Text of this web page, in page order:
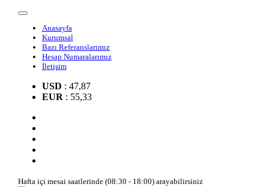
Anasayfa
Kurumsal
Bazı Referanslarımız
Hesap Numaralarımız
İletişim
USD : 47,87
EUR : 55,33
Hafta içi mesai saatlerinde (08:30 - 18:00) arayabilirsiniz